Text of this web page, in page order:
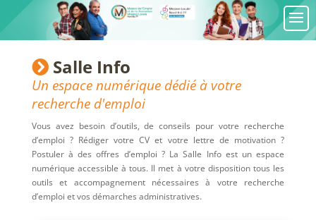
Salle Info
Un espace numérique dédié à votre
recherche d'emploi
Vous avez besoin d’outils, de conseils pour votre recherche
d’emploi ? Rédiger votre CV et votre lettre de motivation ?
Postuler à des offres d’emploi ? La Salle Info est un espace
numérique accessible à tous. Il met à votre disposition tous les
outils et accompagnement nécessaires à votre recherche
d’emploi et vos démarches administratives.